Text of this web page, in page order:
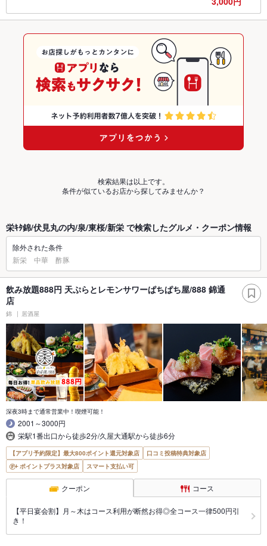
検索結果は以上です。
条件が似ているお店から探してみませんか？
栄ｷﾀ錦/伏見丸の内/泉/東桜/新栄 で検索したグルメ・クーポン情報
除外された条件
新栄 中華 酢豚
飲み放題888円 天ぷらとレモンサワーぱちぱち屋/888 錦通
店
錦 居酒屋
深夜3時まで通常営業中！喫煙可能！
2001～3000円
栄駅1番出口から徒歩2分/久屋大通駅から徒歩6分
【アプリ予約限定】最大800ポイント還元対象店
口コミ投稿特典対象店
ポイントプラス対象店
スマート支払い可
クーポン コース
【平日宴会割】月～木はコース利用が断然お得◎全コース一律500円引
き！